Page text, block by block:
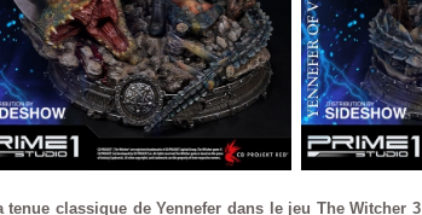
tenue classique de Yennefer dans le jeu The Witcher 3